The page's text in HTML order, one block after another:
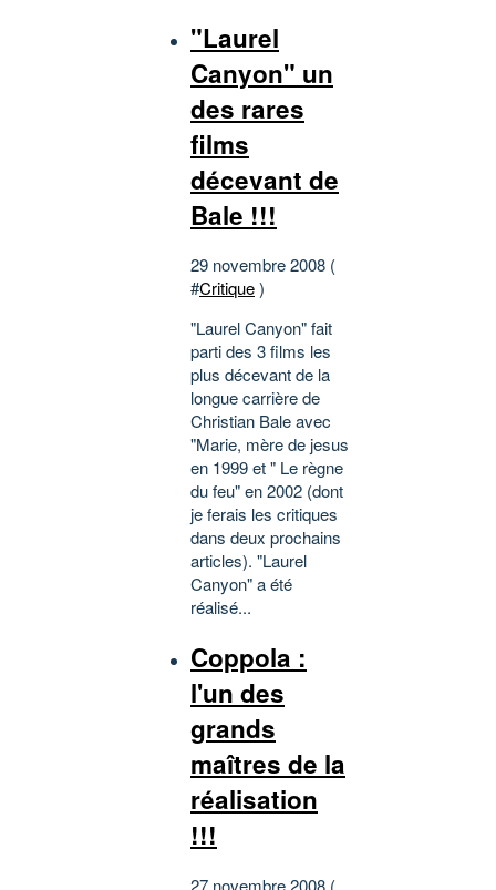
"Laurel
Canyon" un
des rares
films
décevant de
Bale !!!
29 novembre 2008 (
#Critique)
"Laurel Canyon" fait
parti des 3 films les
plus décevant de la
longue carrière de
Christian Bale avec
"Marie, mère de jesus
en 1999 et " Le règne
du feu" en 2002 (dont
je ferais les critiques
dans deux prochains
articles). "Laurel
Canyon" a été
réalisé...
Coppola :
l'un des
grands
maîtres de la
réalisation
!!!
27 novembre 2008 (